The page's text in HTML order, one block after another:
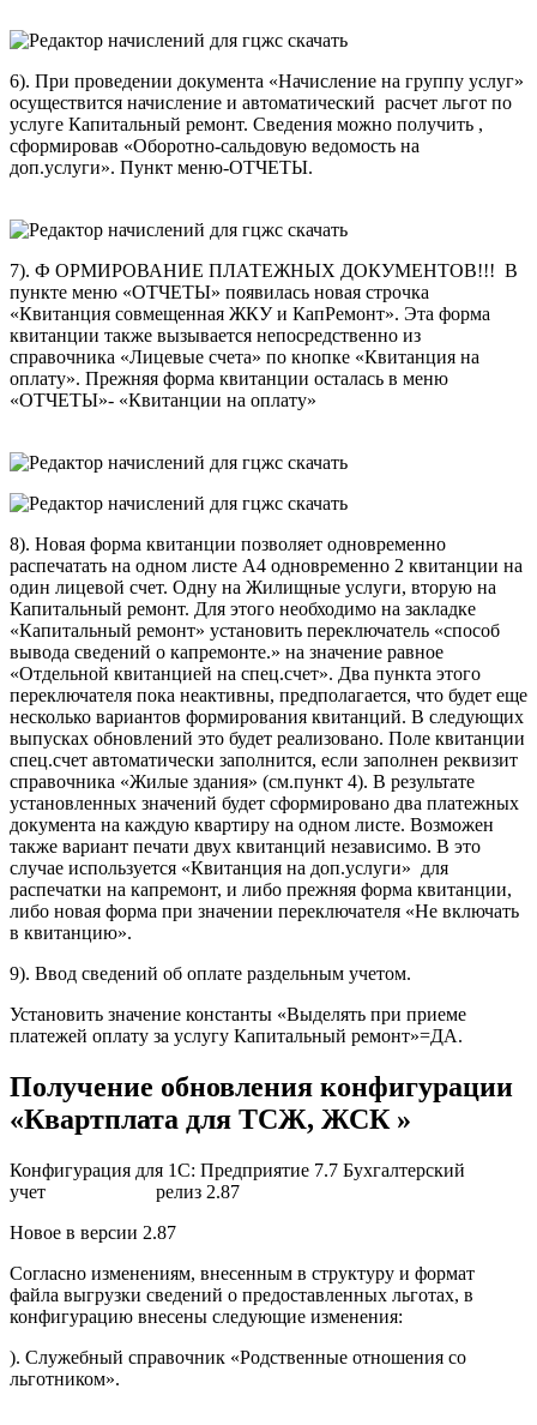
6). При проведении документа «Начисление на группу услуг»
осуществится начисление и автоматический расчет льгот по
услуге Капитальный ремонт. Сведения можно получить ,
сформировав «Оборотно-сальдовую ведомость на
доп.услуги». Пункт меню-ОТЧЕТЫ.
7). Ф ОРМИРОВАНИЕ ПЛАТЕЖНЫХ ДОКУМЕНТОВ!!! В
пункте меню «ОТЧЕТЫ» появилась новая строчка
«Квитанция совмещенная ЖКУ и КапРемонт». Эта форма
квитанции также вызывается непосредственно из
справочника «Лицевые счета» по кнопке «Квитанция на
оплату». Прежняя форма квитанции осталась в меню
«ОТЧЕТЫ»- «Квитанции на оплату»
8). Новая форма квитанции позволяет одновременно
распечатать на одном листе А4 одновременно 2 квитанции на
один лицевой счет. Одну на Жилищные услуги, вторую на
Капитальный ремонт. Для этого необходимо на закладке
«Капитальный ремонт» установить переключатель «способ
вывода сведений о капремонте.» на значение равное
«Отдельной квитанцией на спец.счет». Два пункта этого
переключателя пока неактивны, предполагается, что будет еще
несколько вариантов формирования квитанций. В следующих
выпусках обновлений это будет реализовано. Поле квитанции
спец.счет автоматически заполнится, если заполнен реквизит
справочника «Жилые здания» (см.пункт 4). В результате
установленных значений будет сформировано два платежных
документа на каждую квартиру на одном листе. Возможен
также вариант печати двух квитанций независимо. В это
случае используется «Квитанция на доп.услуги» для
распечатки на капремонт, и либо прежняя форма квитанции,
либо новая форма при значении переключателя «Не включать
в квитанцию».
9). Ввод сведений об оплате раздельным учетом.
Установить значение константы «Выделять при приеме
платежей оплату за услугу Капитальный ремонт»=ДА.
Получение обновления конфигурации
«Квартплата для ТСЖ, ЖСК »
Конфигурация для 1С: Предприятие 7.7 Бухгалтерский
учет релиз 2.87
Новое в версии 2.87
Согласно изменениям, внесенным в структуру и формат
файла выгрузки сведений о предоставленных льготах, в
конфигурацию внесены следующие изменения:
). Служебный справочник «Родственные отношения со
льготником».